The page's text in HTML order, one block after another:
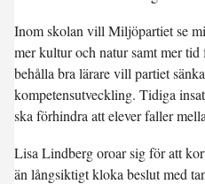
Inom skolan vill Miljöpartiet se
mer kultur och natur samt mer
behålla bra lärare vill partiet
kompetensutveckling. Tidiga
ska förhindra att elever faller
Lisa Lindberg oroar sig för att
än långsiktigt kloka beslut med